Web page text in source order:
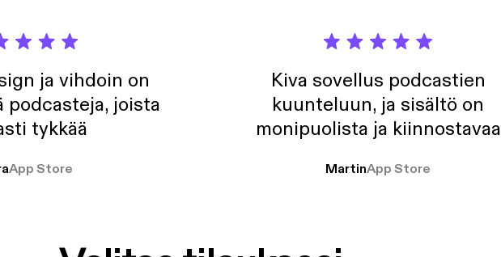
ja vihdoin on
podcasteja, joista
tykkää
App Store
Kiva sovellus podcastien
kuunteluun, ja sisältö on
monipuolista ja kiinnostavaa
MartinApp Store